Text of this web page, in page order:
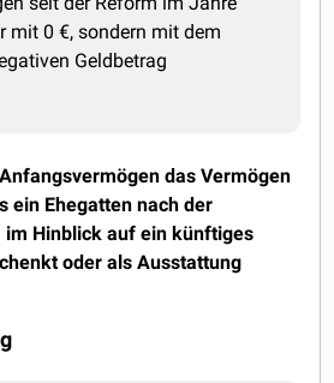
mit 0 €, sondern mit dem
Geldbetrag
das Vermögen
ein Ehegatten nach der
im Hinblick auf ein künftiges
oder als Ausstattung